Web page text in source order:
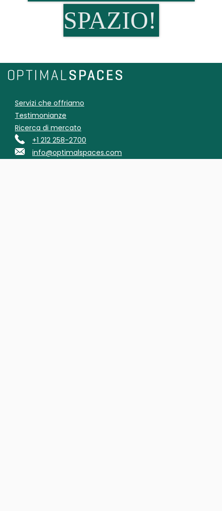
SPAZIO!
Servizi che offriamo
Testimonianze
Ricerca di mercato
+1 212 258-2700
info@optimalspaces.com